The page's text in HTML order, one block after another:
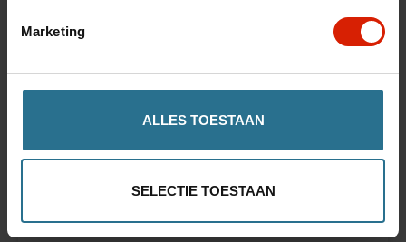
Marketing
ALLES TOESTAAN
SELECTIE TOESTAAN
Wiel set